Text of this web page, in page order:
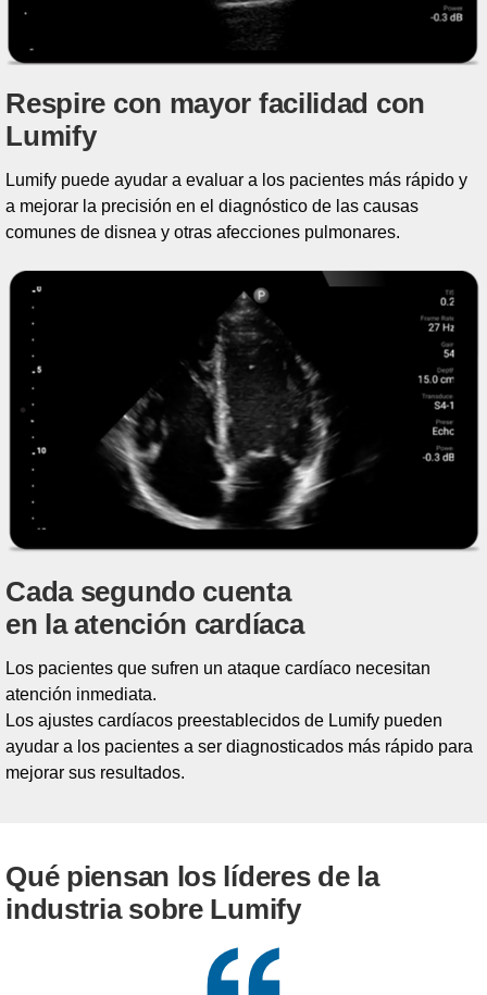
Respire con mayor facilidad con
Lumify
Lumify puede ayudar a evaluar a los pacientes más rápido y
a mejorar la precisión en el diagnóstico de las causas
comunes de disnea y otras afecciones pulmonares.
Cada segundo cuenta
en la atención cardíaca
Los pacientes que sufren un ataque cardíaco necesitan
atención inmediata.
Los ajustes cardíacos preestablecidos de Lumify pueden
ayudar a los pacientes a ser diagnosticados más rápido para
mejorar sus resultados.
Qué piensan los líderes de la
industria sobre Lumify